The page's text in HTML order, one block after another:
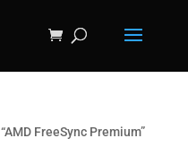
FreeSync Premium”